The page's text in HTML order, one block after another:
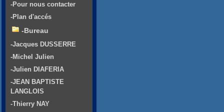
-Pour nous contacter
-Plan d'accés
-Bureau
-Jacques DUSSERRE
-Michel Julien
-Julien DIAFERIA
-JEAN BAPTISTE
LANGLOIS
-Thierry NAY